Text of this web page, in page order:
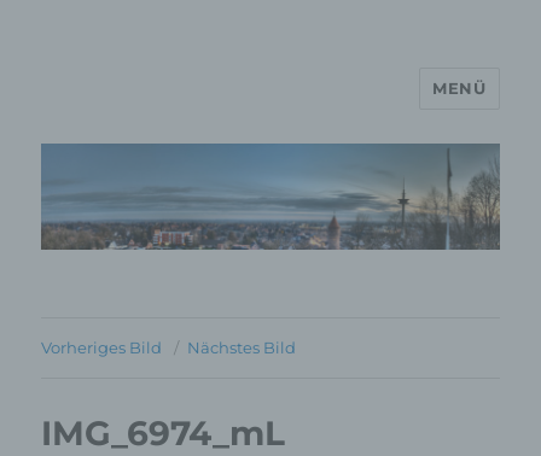
MP Mario Porten Beratung
Training Coaching
MENÜ
Vorheriges Bild Nächstes Bild
IMG_6974_mL